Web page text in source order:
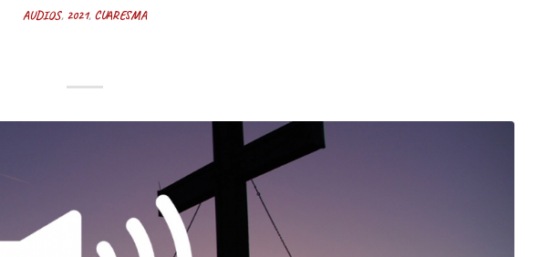
AUDIOS, 2021, CUARESMA